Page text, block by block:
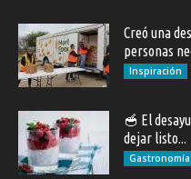
Creó una
personas
Inspiración
🥣 El
dejar listo...
Gastronomía